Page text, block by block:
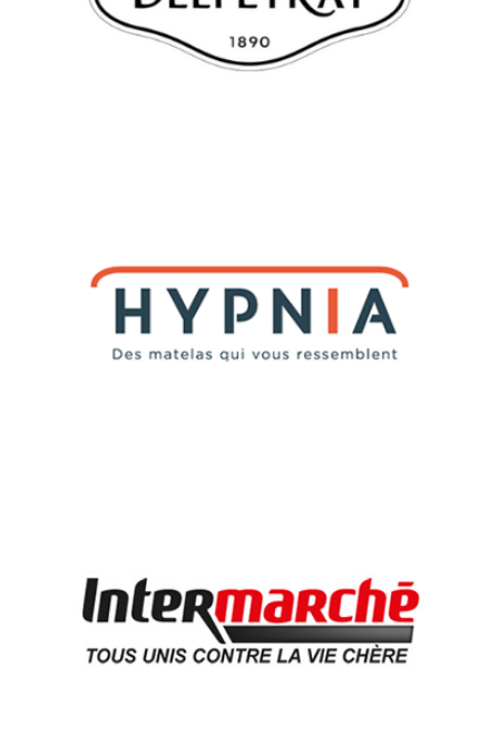
matières premières et produits Delpeyrat.
HYPNIA, LOGISTIQUE E-COMMERCE
Hypnia, spécialiste des matelas et produits de literie, a confié sa
logistique à Denjean Logistique.
INTERMARCHÉ, LOGISTIQUE DISTRIBUTION
Depuis 20 ans, la collaboration se renforce avec l'évolution du
Groupement des Mousquetaires et de sa stratégie supply chain.